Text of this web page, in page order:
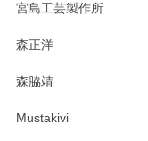
宮島工芸製作所
森正洋
森脇靖
Mustakivi